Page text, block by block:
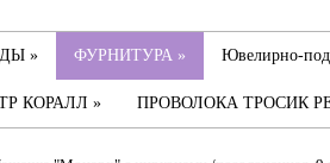
» ФУРНИТУРА » Ювелирно-
КОРАЛЛ » ПРОВОЛОКА ТРОСИК